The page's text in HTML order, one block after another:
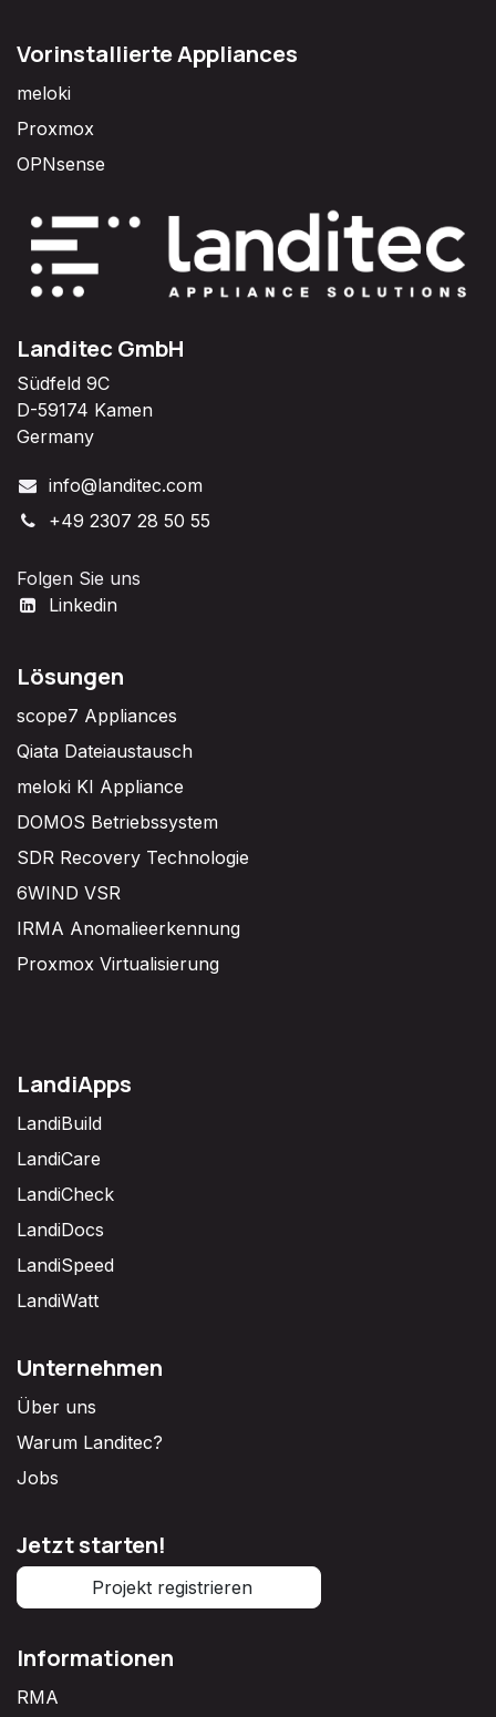
Vorinstallierte Appliances
meloki
Proxmox
OPNsense
Landitec GmbH
Südfeld 9C
D-59174 Kamen
Germany
info@landitec.com
+49 2307 28 50 55
Folgen Sie uns
Linkedin
Lösungen
scope7 Appliances
Qiata Dateiaustausch
meloki KI Appliance
DOMOS Betriebssystem
SDR Recovery Technologie
6WIND VSR
IRMA Anomalieerkennung
Proxmox Virtualisierung
LandiApps
LandiBuild
LandiCare
LandiCheck
LandiDocs
LandiSpeed
LandiWatt
Unternehmen
Über uns
Warum Landitec?
Jobs
Jetzt starten!
Projekt registrieren
Informationen
RMA